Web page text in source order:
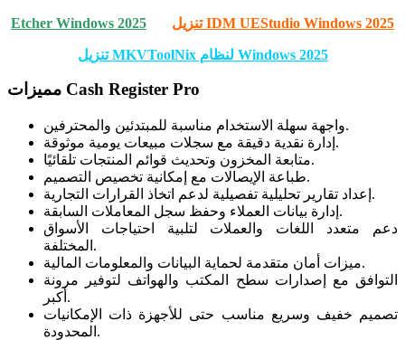
Etcher Windows 2025 تنزيل IDM UEStudio Windows 2025
تنزيل MKVToolNix لنظام Windows 2025
مميزات Cash Register Pro
واجهة سهلة الاستخدام مناسبة للمبتدئين والمحترفين.
إدارة نقدية دقيقة مع سجلات مبيعات يومية موثوقة.
متابعة المخزون وتحديث قوائم المنتجات تلقائيًا.
طباعة الإيصالات مع إمكانية تخصيص التصميم.
إعداد تقارير تحليلية تفصيلية لدعم اتخاذ القرارات التجارية.
إدارة بيانات العملاء وحفظ سجل المعاملات السابقة.
دعم متعدد اللغات والعملات لتلبية احتياجات الأسواق
المختلفة.
ميزات أمان متقدمة لحماية البيانات والمعلومات المالية.
التوافق مع إصدارات سطح المكتب والهواتف لتوفير مرونة
أكبر.
تصميم خفيف وسريع مناسب حتى للأجهزة ذات الإمكانيات
المحدودة.